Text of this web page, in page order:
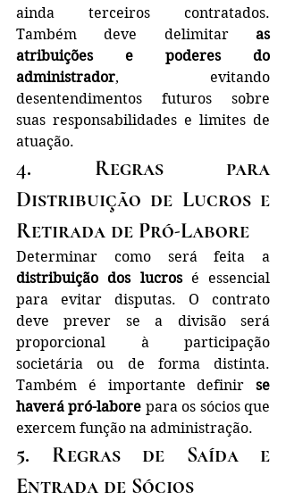
ainda terceiros contratados.
Também deve delimitar as
atribuições e poderes do
administrador, evitando
desentendimentos futuros sobre
suas responsabilidades e limites de
atuação.
4. Regras para
Distribuição de Lucros e
Retirada de Pró-Labore
distribuição dos lucros é essencial
para evitar disputas. O contrato
deve prever se a divisão será
proporcional à participação
societária ou de forma distinta.
Também é importante definir se
haverá pró-labore para os sócios que
exercem função na administração.
5. Regras de Saída e
Entrada de Sócios